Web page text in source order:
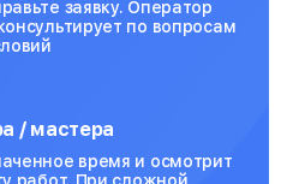
заявку. Оператор
по вопросам
/ мастера
время и осмотрит